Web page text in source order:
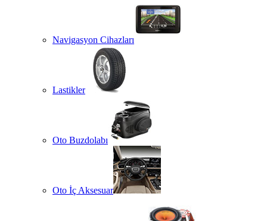
Navigasyon Cihazları
Lastikler
Oto Buzdolabı
Oto İç Aksesuar